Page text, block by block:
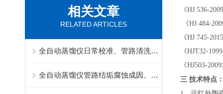
相关文章
RELATED ARTICLES
全自动蒸馏仪日常校准、管路清洗与维护规范要点
全自动蒸馏仪管路结垢腐蚀成因、清洗维护及长期稳定运行方案
《HJ 536-
《HJ 484-
《HJ 745-
《HJT32-
《HJ503-
三 技术特点